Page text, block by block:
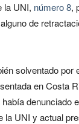
la UNI, número 8,
de
solventado
en Costa
denunciado
UNI y actual